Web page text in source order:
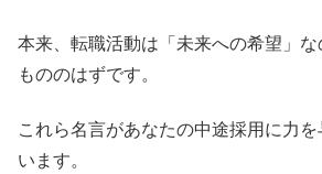
本来、転職活動は「未来への希望」
もののはずです。
これら名言があなたの中途採用に力
います。